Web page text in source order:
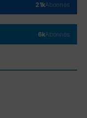
21kAbonnés
6kAbonnés